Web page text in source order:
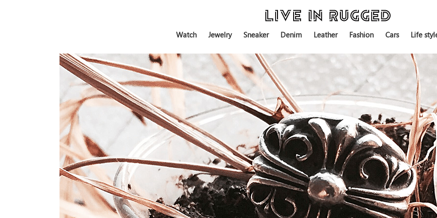
Watch Jewelry Sneaker Denim Leather Fashion Cars Life